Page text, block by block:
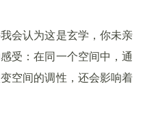
会认为这是玄学，你未亲
受：在同一个空间中，通
空间的调性，还会影响着